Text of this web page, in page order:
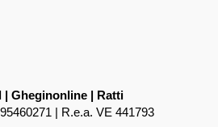
| Gheginonline | Ratti
| R.e.a. VE 441793